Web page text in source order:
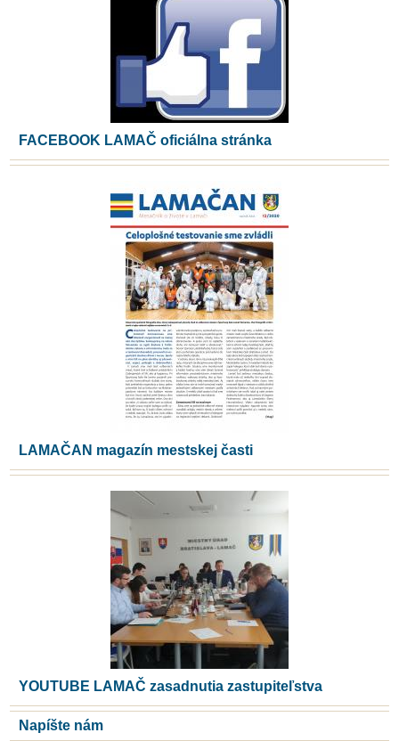
FACEBOOK LAMAČ oficiálna stránka
LAMAČAN magazín mestskej časti
YOUTUBE LAMAČ zasadnutia zastupiteľstva
Napíšte nám